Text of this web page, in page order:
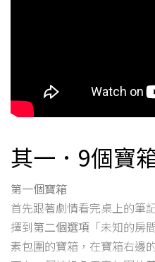
其一．9個寶
第一個寶箱
首先跟著劇情看完桌上的筆
擇到第二個選項 「未知的
素包圍的寶箱，在寶箱右邊